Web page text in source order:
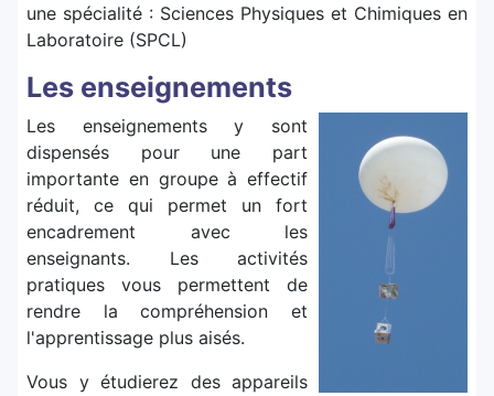
une spécialité : Sciences Physiques et Chimiques en
Laboratoire (SPCL)
Les enseignements
Les enseignements y sont
dispensés pour une part
importante en groupe à effectif
réduit, ce qui permet un fort
encadrement avec les
enseignants. Les activités
pratiques vous permettent de
rendre la compréhension et
l'apprentissage plus aisés.
Vous y étudierez des appareils